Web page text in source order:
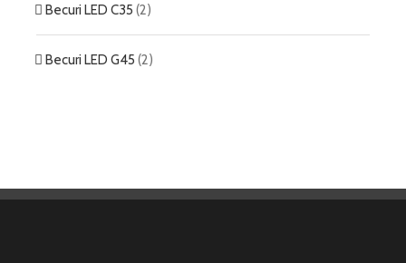
Becuri LED C35 (2)
Becuri LED G45 (2)